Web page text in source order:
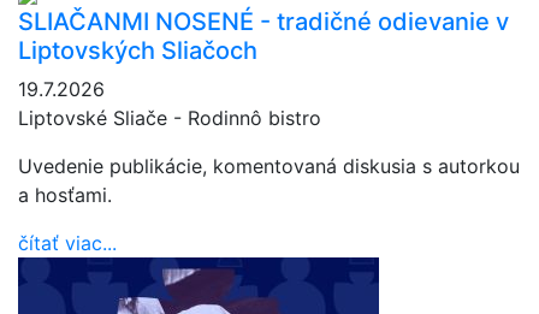
SLIAČANMI NOSENÉ - tradičné odievanie v
Liptovských Sliačoch
19.7.2026
Liptovské Sliače - Rodinnô bistro
Uvedenie publikácie, komentovaná diskusia s autorkou
a hosťami.
čítať viac...